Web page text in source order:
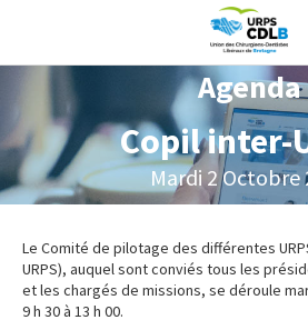
Agenda
Copil inter-
Mardi 2 Octobre
Le Comité de pilotage des différentes
URPS), auquel sont conviés tous les
et les chargés de missions, se déroule
9 h 30 à 13 h 00.